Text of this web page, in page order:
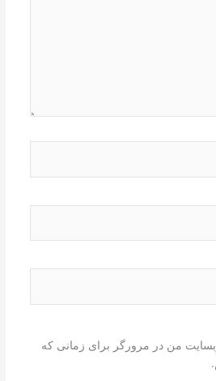
من در مرورگر برای زمانی که